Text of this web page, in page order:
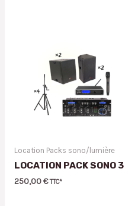
Location Packs sono/lumière
LOCATION PACK SONO 3
250,00€ TTC*